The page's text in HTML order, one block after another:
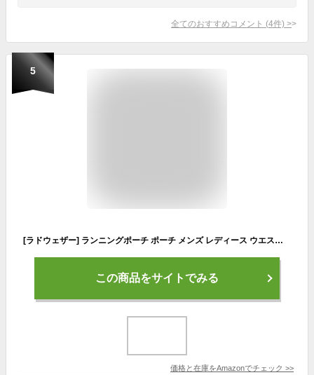
全てのおすすめコメント (4件) >
5
[ラドウェザー] ランニングポーチ ポーチ メンズ レディース ウエストバッグ 超軽量96g メッシュで蒸れない アウトドア 旅行 ジョギング
この商品をサイトでみる
価格と在庫をAmazonでチェック >>